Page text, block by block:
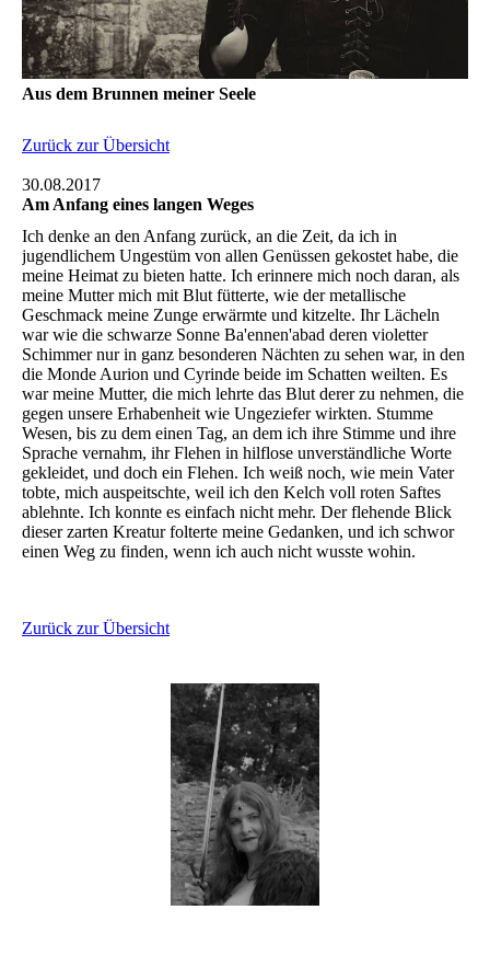
Aus dem Brunnen meiner Seele
Zurück zur Übersicht
30.08.2017
Am Anfang eines langen Weges
Ich denke an den Anfang zurück, an die Zeit, da ich in
jugendlichem Ungestüm von allen Genüssen gekostet habe, die
meine Heimat zu bieten hatte. Ich erinnere mich noch daran, als
meine Mutter mich mit Blut fütterte, wie der metallische
Geschmack meine Zunge erwärmte und kitzelte. Ihr Lächeln
war wie die schwarze Sonne Ba'ennen'abad deren violetter
Schimmer nur in ganz besonderen Nächten zu sehen war, in den
die Monde Aurion und Cyrinde beide im Schatten weilten. Es
war meine Mutter, die mich lehrte das Blut derer zu nehmen, die
gegen unsere Erhabenheit wie Ungeziefer wirkten. Stumme
Wesen, bis zu dem einen Tag, an dem ich ihre Stimme und ihre
Sprache vernahm, ihr Flehen in hilflose unverständliche Worte
gekleidet, und doch ein Flehen. Ich weiß noch, wie mein Vater
tobte, mich auspeitschte, weil ich den Kelch voll roten Saftes
ablehnte. Ich konnte es einfach nicht mehr. Der flehende Blick
dieser zarten Kreatur folterte meine Gedanken, und ich schwor
einen Weg zu finden, wenn ich auch nicht wusste wohin.
Zurück zur Übersicht